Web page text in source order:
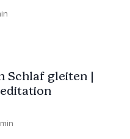
Schlaf gleiten |